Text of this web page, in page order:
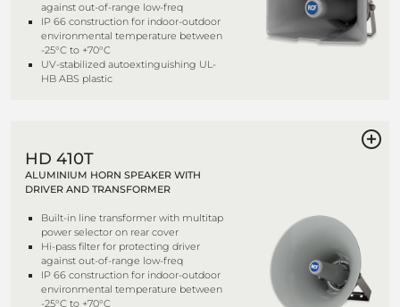
against out-of-range low-freq
IP 66 construction for indoor-outdoor
environmental temperature between
-25°C to +70°C
UV-stabilized autoextinguishing UL-
HB ABS plastic
HD 410T
ALUMINIUM HORN SPEAKER WITH
DRIVER AND TRANSFORMER
Built-in line transformer with multitap
power selector on rear cover
Hi-pass filter for protecting driver
against out-of-range low-freq
IP 66 construction for indoor-outdoor
environmental temperature between
-25°C to +70°C